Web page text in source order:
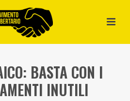
BASTA CON I
INUTILI